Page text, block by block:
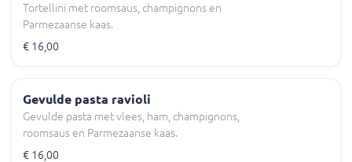
Tortellini met roomsaus, champignons en
Parmezaanse kaas.
€ 16,00
Gevulde pasta ravioli
Gevulde pasta met vlees, ham, champignons,
roomsaus en Parmezaanse kaas.
€ 16,00